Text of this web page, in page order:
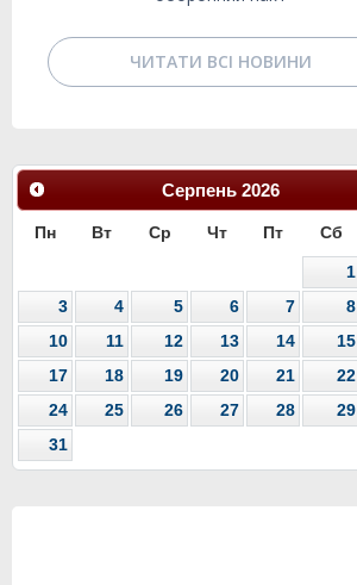
ЧИТАТИ ВСІ НОВИНИ
Серпень 2026
Пн Вт Ср Чт Пт Сб
1
3
4 5 6 7 8
10
11 12 13 14 15
17
18 19 20 21 22
24
25 26 27 28 29
31